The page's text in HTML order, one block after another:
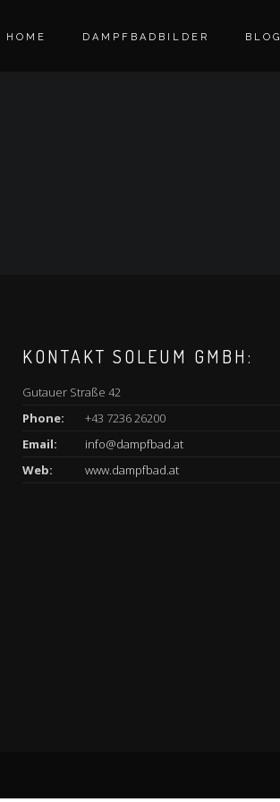
HOME DAMPFBADBILDER BLOG
KONTAKT SOLEUM GMBH:
Gutauer Straße 42
Phone:
+43 7236 26200
Email:
info@dampfbad.at
Web:
www.dampfbad.at